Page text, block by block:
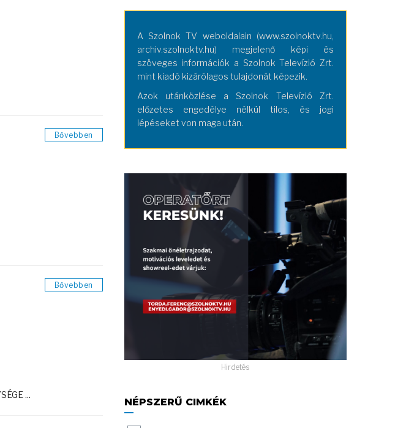
Bővebben
Bővebben
...
A Szolnok TV weboldalain (www.szolnoktv.hu,
archiv.szolnoktv.hu) megjelenő képi és
szöveges információk a Szolnok Televízió Zrt.
mint kiadó kizárólagos tulajdonát képezik.
Azok utánközlése a Szolnok Televízió Zrt.
előzetes engedélye nélkül tilos, és jogi
lépéseket von maga után.
Hirdetés
NÉPSZERŰ CIMKÉK